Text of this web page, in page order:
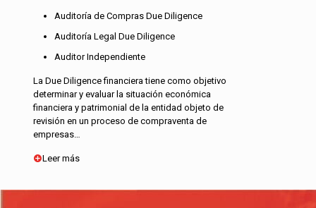
Auditoría de Compras Due Diligence
Auditoría Legal Due Diligence
Auditor Independiente
La Due Diligence financiera tiene como objetivo
determinar y evaluar la situación económica
financiera y patrimonial de la entidad objeto de
revisión en un proceso de compraventa de
empresas…
Leer más